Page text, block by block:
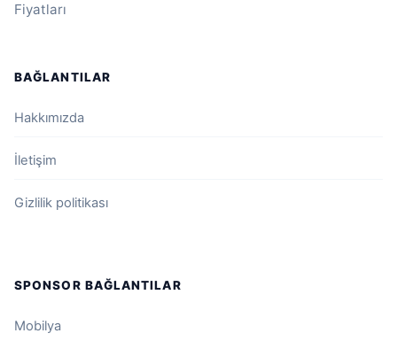
Fiyatları
BAĞLANTILAR
Hakkımızda
İletişim
Gizlilik politikası
SPONSOR BAĞLANTILAR
Mobilya